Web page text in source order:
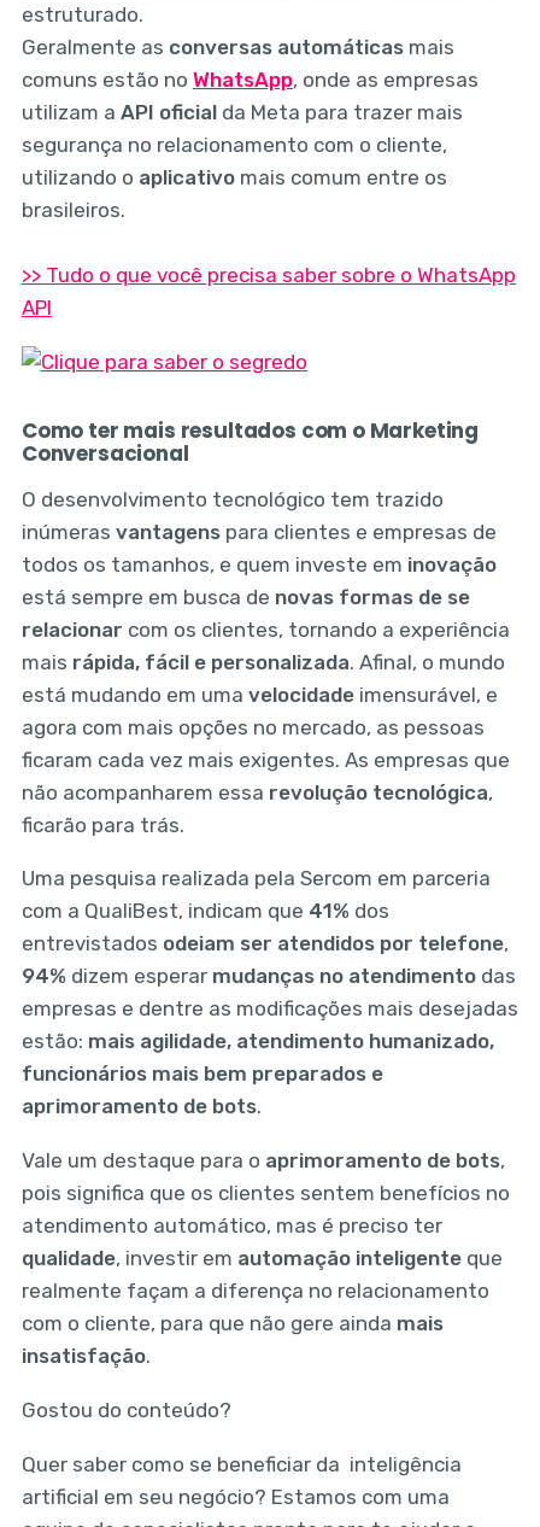
estruturado.
Geralmente as conversas automáticasmais
comuns estão no WhatsApp, onde as empresas
utilizam a API oficialda Meta para trazer mais
segurança no relacionamento com o cliente,
utilizando o aplicativomais comum entre os
brasileiros.
>> Tudo o que você precisa saber sobre o WhatsApp
API
Como ter mais resultados com o Marketing
Conversacional
O desenvolvimento tecnológico tem trazido
inúmeras vantagenspara clientes e empresas de
todos os tamanhos, e quem investe em inovação
está sempre em busca de novas formas de se
relacionar com os clientes, tornando a experiência
mais rápida, fácil e personalizada. Afinal, o mundo
está mudando em uma velocidadeimensurável, e
agora com mais opções no mercado, as pessoas
ficaram cada vez mais exigentes. As empresas que
não acompanharem essa revolução tecnológica,
ficarão para trás.
Uma pesquisa realizada pela Sercom em parceria
com a QualiBest, indicam que 41% dos
entrevistados odeiam ser atendidos por telefone,
94% dizem esperar mudanças no atendimentodas
empresas e dentre as modificações mais desejadas
estão: mais agilidade, atendimento humanizado,
funcionários mais bem preparados e
aprimoramento de bots.
Vale um destaque para o aprimoramento de bots,
pois significa que os clientes sentem benefícios no
atendimento automático, mas é preciso ter
qualidade, investir em automação inteligenteque
realmente façam a diferença no relacionamento
com o cliente, para que não gere ainda mais
insatisfação.
Gostou do conteúdo?
Quer saber como se beneficiar da inteligência
artificial em seu negócio? Estamos com uma